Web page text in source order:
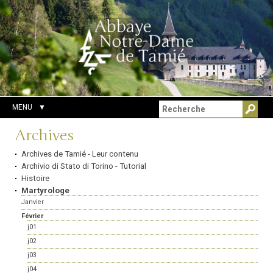
Aller
au
contenu.
|
Aller
à
la
navigation
Outils
personnels
Chercher par
Recherche
avancée…
MENU
Navigation
Archives
Archives de Tamié - Leur contenu
Archivio di Stato di Torino - Tutorial
Histoire
Martyrologe
Janvier
Février
j01
j02
j03
j04